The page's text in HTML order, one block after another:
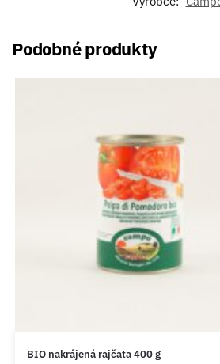
Podobné produkty
BIO nakrájená rajčata 400 g